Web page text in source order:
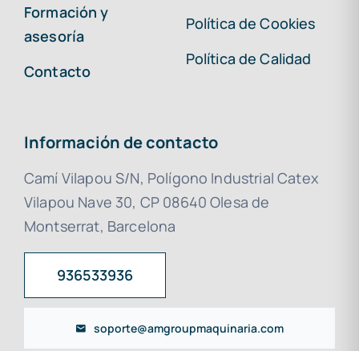
Formación y
asesoría
Contacto
Política de Cookies
Política de Calidad
Información de contacto
Camí Vilapou S/N, Polígono Industrial Catex
Vilapou Nave 30, CP 08640 Olesa de
Montserrat, Barcelona
936533936
soporte@amgroupmaquinaria.com